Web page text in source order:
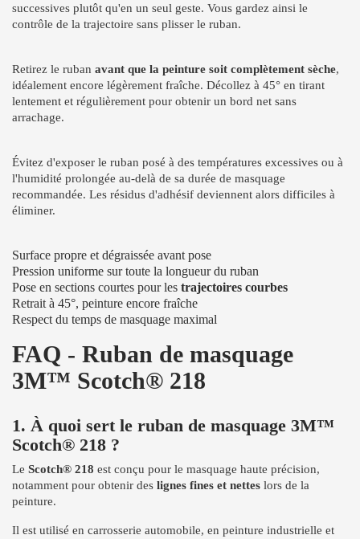
successives plutôt qu'en un seul geste. Vous gardez ainsi le
contrôle de la trajectoire sans plisser le ruban.
Retirez le ruban avant que la peinture soit complètement sèche,
idéalement encore légèrement fraîche. Décollez à 45° en tirant
lentement et régulièrement pour obtenir un bord net sans
arrachage.
Évitez d'exposer le ruban posé à des températures excessives ou à
l'humidité prolongée au-delà de sa durée de masquage
recommandée. Les résidus d'adhésif deviennent alors difficiles à
éliminer.
Surface propre et dégraissée avant pose
Pression uniforme sur toute la longueur du ruban
Pose en sections courtes pour les trajectoires courbes
Retrait à 45°, peinture encore fraîche
Respect du temps de masquage maximal
FAQ - Ruban de masquage
3M™ Scotch® 218
1. À quoi sert le ruban de masquage 3M™
Scotch® 218 ?
Le Scotch® 218 est conçu pour le masquage haute précision,
notamment pour obtenir des lignes fines et nettes lors de la
peinture.
Il est utilisé en carrosserie automobile, en peinture industrielle et